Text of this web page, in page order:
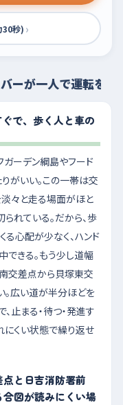
30秒) ›
ーが一人で運転を練
で、歩く人と車の
ガーデン綱島やフード
がいい。この一帯は交
淡々と走る場面がほと
れている。だから、歩
心配が少なく、ハンド
できる。もう少し道幅
交差点から貝塚東交
広い道が半分ほどを
止まる・待つ・発進す
にくい状態で繰り返せ
点と日吉消防署前
図が読みにくい場